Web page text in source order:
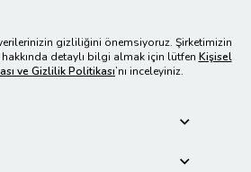
gizliliğini önemsiyoruz. Şirketimizin
detaylı bilgi almak için lütfen Kişisel
ve Gizlilik Politikası’nı inceleyiniz.